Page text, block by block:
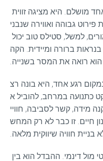
גבוהה ואווירה שנבני
ברורה ומיידית. הקה
הוא רואה את המסר בשנייה.
רגע אחד, היא בונה רצ
כתנועה במרחב, להוביל א
מידה, קשר לסביבה, חוויי
חיים. זו כבר לא רק המחש
בניית חוויה שיווקית מלאה.